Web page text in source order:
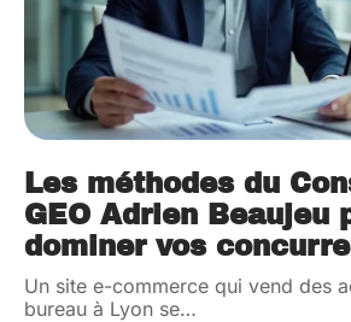
Les méthodes du
GEO Adrien Beaujeu
dominer vos
Un site e-commerce qui vend des
bureau à Lyon se…